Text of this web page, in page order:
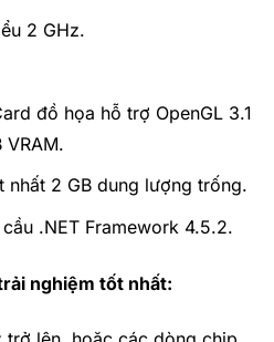
2 GHz.
đồ họa hỗ trợ OpenGL 3.1
VRAM.
nhất 2 GB dung lượng trống.
cầu .NET Framework 4.5.2.
nghiệm tốt nhất: